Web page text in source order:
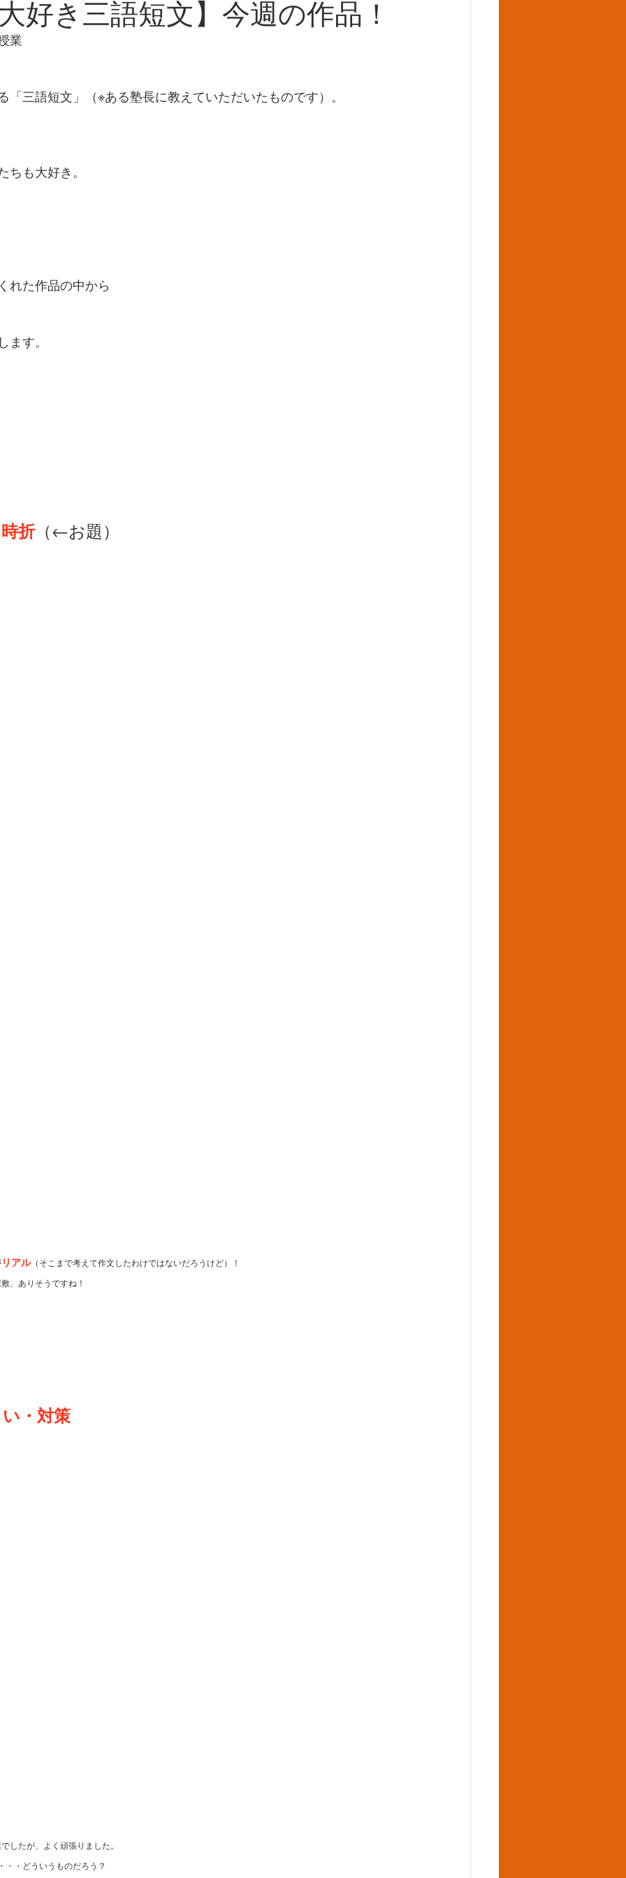
好き三語短文】今週の作品！
業
「三語短文」（※ある塾長に教えていただいたものです）。
ちも大好き。
れた作品の中から
す。
折（←お題）
リアル（そこまで考えて作文したわけではないだろうけど）！
、ありそうですね！
・対策
したが、よく頑張りました。
・・どういうものだろう？